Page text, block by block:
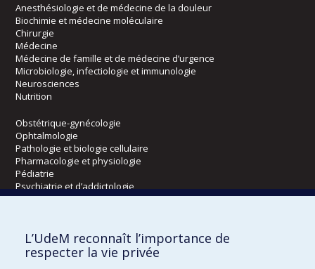
Anesthésiologie et de médecine de la douleur
Biochimie et médecine moléculaire
Chirurgie
Médecine
Médecine de famille et de médecine d’urgence
Microbiologie, infectiologie et immunologie
Neurosciences
Nutrition
Obstétrique-gynécologie
Ophtalmologie
Pathologie et biologie cellulaire
Pharmacologie et physiologie
Pédiatrie
Psychiatrie et d’addictologie
Radiologie, radio-oncologie et médecine nucléaire
Écoles
L’UdeM reconnaît l’importance de
respecter la vie privée